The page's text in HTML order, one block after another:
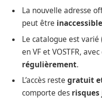
La nouvelle adresse
peut être
Le catalogue est
en VF et VOSTFR, avec
régulièrement.
L’accès reste gratuit
comporte des